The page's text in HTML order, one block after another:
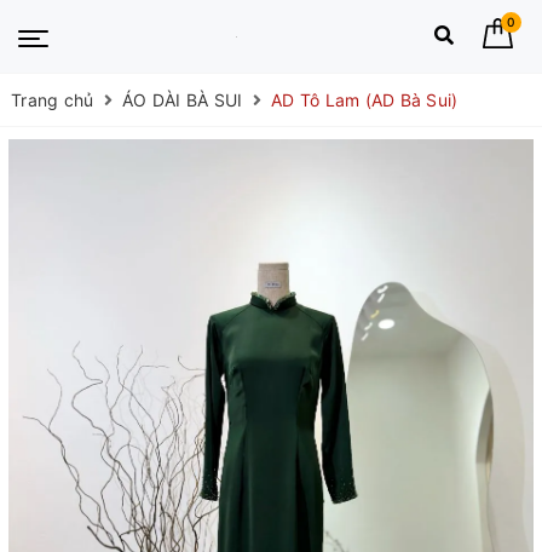
0
Trang chủ ÁO DÀI BÀ SUI AD Tô Lam (AD Bà Sui)